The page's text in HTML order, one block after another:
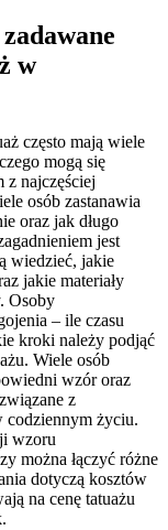
w
często mają wiele
mogą się
z najczęściej
osób zastanawia
oraz jak długo
jest
wiedzieć, jakie
jakie materiały
Osoby
– ile czasu
kroki należy podjąć
Wiele osób
wzór oraz
z
codziennym życiu.
wzoru
można łączyć różne
dotyczą kosztów
na cenę tatuażu